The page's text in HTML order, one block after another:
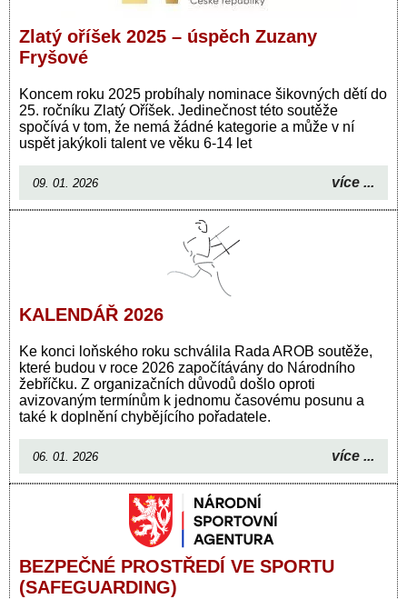
Zlatý oříšek 2025 – úspěch Zuzany
Fryšové
Koncem roku 2025 probíhaly nominace šikovných dětí do
25. ročníku Zlatý Oříšek. Jedinečnost této soutěže
spočívá v tom, že nemá žádné kategorie a může v ní
uspět jakýkoli talent ve věku 6-14 let
09. 01. 2026 více ...
KALENDÁŘ 2026
Ke konci loňského roku schválila Rada AROB soutěže,
které budou v roce 2026 započítávány do Národního
žebříčku. Z organizačních důvodů došlo oproti
avizovaným termínům k jednomu časovému posunu a
také k doplnění chybějícího pořadatele.
06. 01. 2026 více ...
BEZPEČNÉ PROSTŘEDÍ VE SPORTU
(SAFEGUARDING)